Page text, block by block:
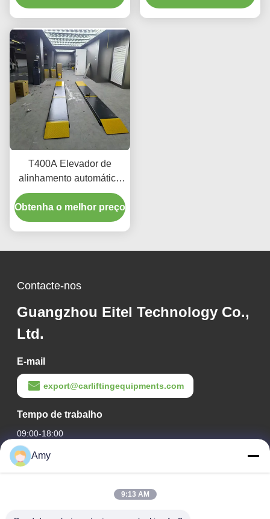
manutenção
T400A Elevador de
alinhamento automático
de precisão 380V/220V
com projeto de perfil
baixo
Obtenha o melhor preço
Contacte-nos
Guangzhou Eitel Technology Co.,
Ltd.
E-mail
export@carliftingequipments.com
Tempo de trabalho
09:00-18:00
O nosso endereço
Estrada nacional 106, distrito de Huadu, cidade de
Amy
9:13 AM